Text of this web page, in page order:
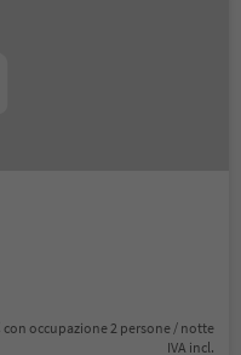
con occupazione 2 persone / notte
IVA incl.